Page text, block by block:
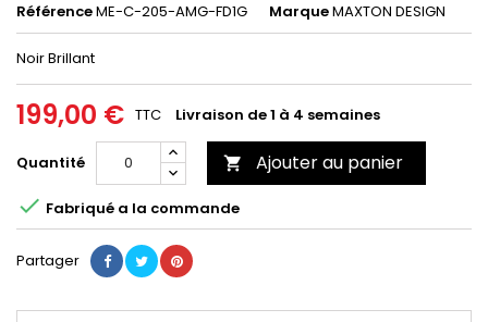
RéférenceME-C-205-AMG-FD1G MarqueMAXTON DESIGN
Noir Brillant
199,00 € TTC Livraison de 1 à 4 semaines
Quantité  Ajouter au panier
 Fabriqué a la commande
Partager